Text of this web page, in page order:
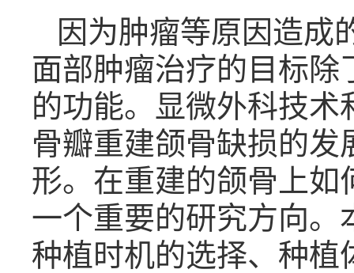
因为肿瘤等原因造成
面部肿瘤治疗的目标
的功能。显微外科技
骨瓣重建颌骨缺损的
形。在重建的颌骨上
一个重要的研究方向
种植时机的选择、种